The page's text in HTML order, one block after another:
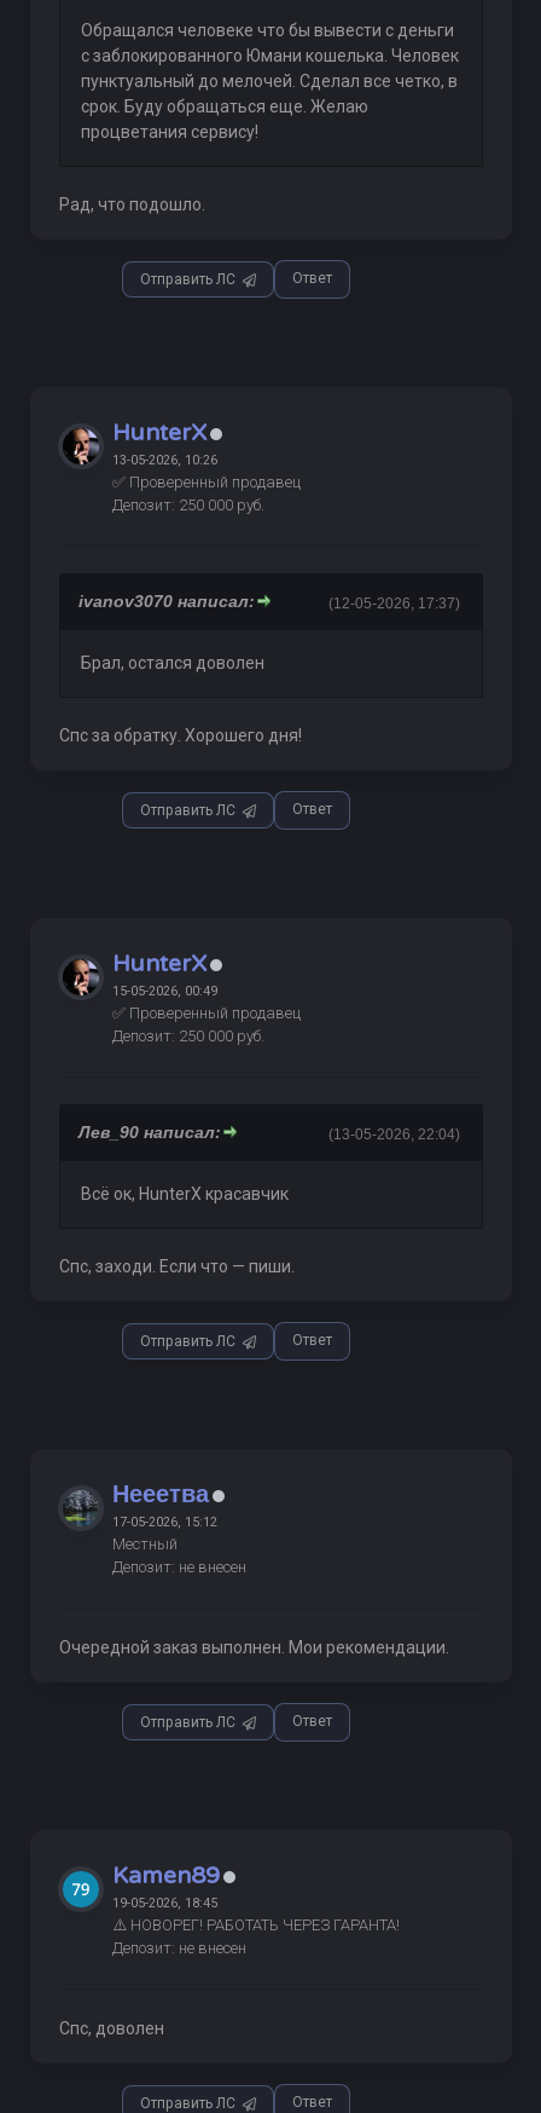
Обращался человеке что бы вывести с деньги
с заблокированного Юмани кошелька. Человек
пунктуальный до мелочей. Сделал все четко, в
срок. Буду обращаться еще. Желаю
процветания сервису!
Рад, что подошло.
Отправить ЛС Ответ
HunterX
13-05-2026, 10:26
✅ Проверенный продавец
Депозит: 250 000 руб.
(12-05-2026, 17:37)
ivanov3070 написал:
Брал, остался доволен
Спс за обратку. Хорошего дня!
Отправить ЛС Ответ
HunterX
15-05-2026, 00:49
✅ Проверенный продавец
Депозит: 250 000 руб.
(13-05-2026, 22:04)
Лев_90 написал:
Всё ок, HunterX красавчик
Спс, заходи. Если что — пиши.
Отправить ЛС Ответ
Нееетва
17-05-2026, 15:12
Местный
Депозит: не внесен
Очередной заказ выполнен. Мои рекомендации.
Отправить ЛС Ответ
Kamen89
19-05-2026, 18:45
⚠️ НОВОРЕГ! РАБОТАТЬ ЧЕРЕЗ ГАРАНТА!
Депозит: не внесен
Спс, доволен
Отправить ЛС Ответ